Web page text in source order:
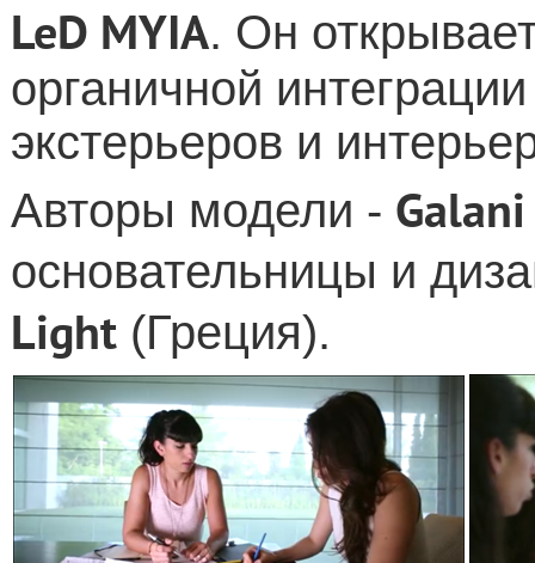
LeD MYIA. Он
органичной
экстерьеров и
Авторы модели -
основательницы и
Light (Греция).